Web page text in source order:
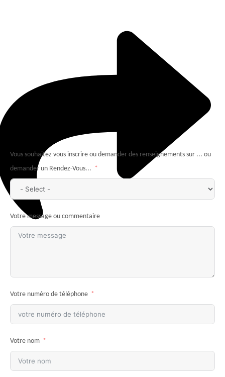
Vous souhaitez vous inscrire ou demander des renseignements sur ... ou
demander un Rendez-Vous...
Votre message ou commentaire
Votre numéro de téléphone
Votre nom